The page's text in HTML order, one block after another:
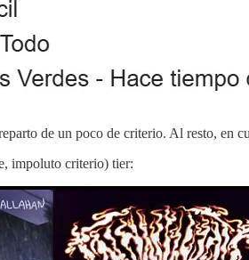
de un poco de criterio. Al resto, en
impoluto criterio) tier: